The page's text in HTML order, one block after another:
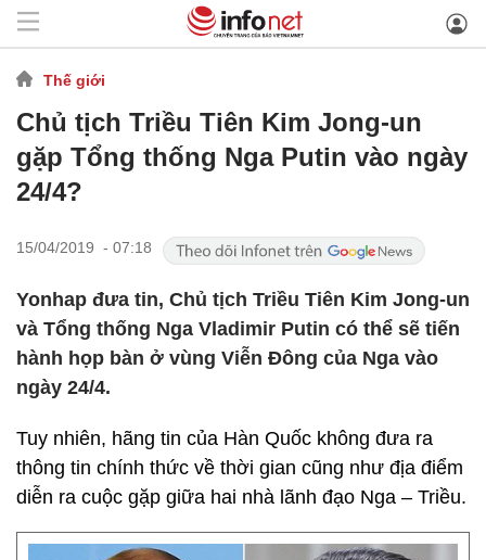
Thế giới
Chủ tịch Triều Tiên Kim Jong-un
gặp Tổng thống Nga Putin vào ngày
24/4?
15/04/2019 - 07:18
Yonhap đưa tin, Chủ tịch Triều Tiên Kim Jong-un
và Tổng thống Nga Vladimir Putin có thể sẽ tiến
hành họp bàn ở vùng Viễn Đông của Nga vào
ngày 24/4.
Tuy nhiên, hãng tin của Hàn Quốc không đưa ra
thông tin chính thức về thời gian cũng như địa điểm
diễn ra cuộc gặp giữa hai nhà lãnh đạo Nga – Triều.